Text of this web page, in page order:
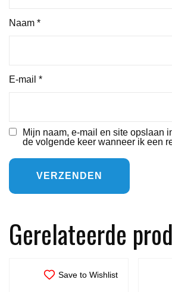
Naam *
E-mail *
Mijn naam, e-mail en site opslaan
de volgende keer wanneer ik een
Gerelateerde
Save to Wishlist